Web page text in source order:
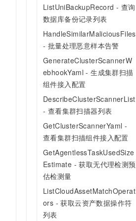
ListUniBackupRecord - 查询
数据库备份记录列表
HandleSimilarMaliciousFiles
- 批量处理恶意样本告警
GenerateClusterScannerW
ebhookYaml - 生成集群扫描
组件接入配置
DescribeClusterScannerList
- 查看集群扫描器列表
GetClusterScannerYaml -
查看集群扫描组件接入配置
GetAgentlessTaskUsedSize
Estimate - 获取无代理检测预
估检测量
ListCloudAssetMatchOperat
ors - 获取云资产数据操作符
列表
中间件
大数据计算
媒体服务
企业服务与云通信
域名与网站
终端用户计算
Serverless
开发工具
迁移与运维管理
专有云
可观测
上云与迁云
企业出海
政企业务